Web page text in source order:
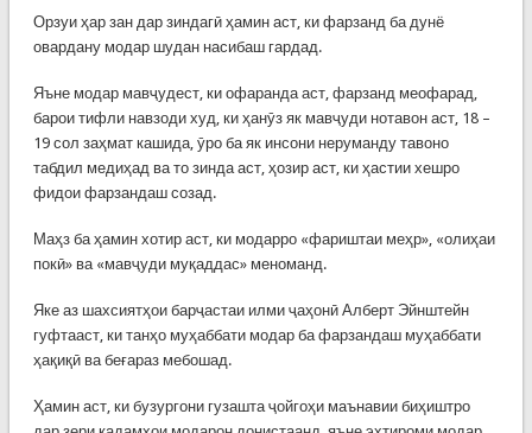
Орзуи ҳар зан дар зиндагӣ ҳамин аст, ки фарзанд ба дунё
овардану модар шудан насибаш гардад.
Яъне модар мавҷудест, ки офаранда аст, фарзанд меофарад,
барои тифли навзоди худ, ки ҳанӯз як мавҷуди нотавон аст, 18 –
19 сол заҳмат кашида, ӯро ба як инсони неруманду тавоно
табдил медиҳад ва то зинда аст, ҳозир аст, ки ҳастии хешро
фидои фарзандаш созад.
Маҳз ба ҳамин хотир аст, ки модарро «фариштаи меҳр», «олиҳаи
покӣ» ва «мавҷуди муқаддас» меноманд.
Яке аз шахсиятҳои барҷастаи илми ҷаҳонӣ Алберт Эйнштейн
гуфтааст, ки танҳо муҳаббати модар ба фарзандаш муҳаббати
ҳақиқӣ ва беғараз мебошад.
Ҳамин аст, ки бузургони гузашта ҷойгоҳи маънавии биҳиштро